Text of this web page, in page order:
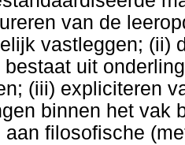
van de
vastleggen; (ii)
bestaat uit
(iii) expliciteren
binnen het vak
aan filosofische